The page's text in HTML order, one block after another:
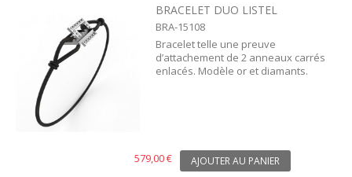
BRACELET DUO LISTEL
BRA-15108
Bracelet telle une preuve
d’attachement de 2 anneaux carrés
enlacés. Modèle or et diamants.
579,00 € AJOUTER AU PANIER